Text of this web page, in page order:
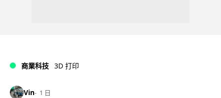
商業科技 3D 打印
Vin 1 日